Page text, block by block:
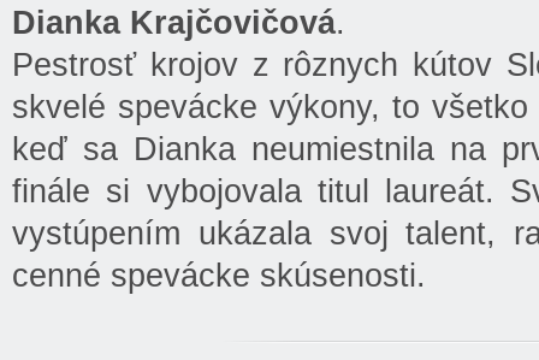
Dianka Krajčovičová.
Pestrosť krojov z rôznych kútov
skvelé spevácke výkony, to
keď sa Dianka neumiestnila na
finále si vybojovala titul laureát.
vystúpením ukázala svoj talent,
cenné spevácke skúsenosti.